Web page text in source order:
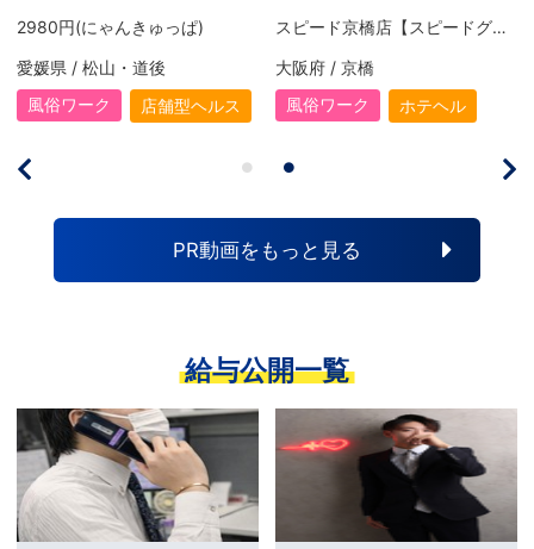
2980円(にゃんきゅっぱ)
愛媛県 / 松山・道後
風俗ワーク
店舗型ヘルス
スピード京橋店【スピードグループ】
大阪府 / 京橋
風俗ワーク
ホテヘル
PR動画をもっと見る
給与公開一覧